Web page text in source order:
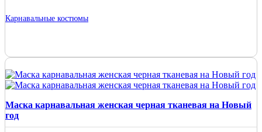
Карнавальные костюмы
Маска карнавальная женская черная тканевая на Новый
год